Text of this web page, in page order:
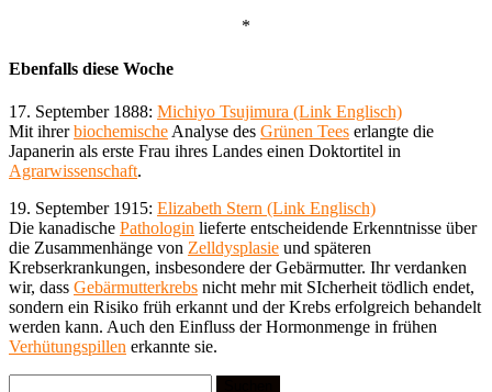
*
Ebenfalls diese Woche
17. September 1888: Michiyo Tsujimura (Link Englisch)
Mit ihrerbiochemische Analyse des Grünen Tees erlangte die
Japanerin als erste Frau ihres Landes einen Doktortitel in
Agrarwissenschaft.
19. September 1915: Elizabeth Stern (Link Englisch)
Die kanadische Pathologin lieferte entscheidende Erkenntnisse über
die Zusammenhänge von Zelldysplasie und späteren
Krebserkrankungen, insbesondere der Gebärmutter. Ihr verdanken
wir, dass Gebärmutterkrebs nicht mehr mit SIcherheit tödlich endet,
sondern ein Risiko früh erkannt und der Krebs erfolgreich behandelt
werden kann. Auch den Einfluss der Hormonmenge in frühen
Verhütungspillen erkannte sie.